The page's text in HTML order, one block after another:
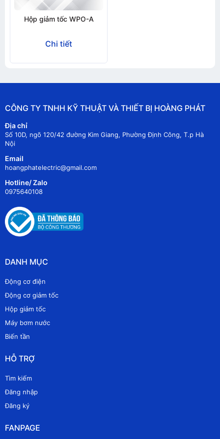
Hộp giảm tốc WPO-A
Chi tiết
CÔNG TY TNHH KỸ THUẬT VÀ THIẾT BỊ HOÀNG PHÁT
Địa chỉ
Số 10D, ngõ 120/42 đường Kim Giang, Phường Định Công, T.p Hà
Nội
Email
hoangphatelectric@gmail.com
Hotline/ Zalo
0975640108
DANH MỤC
Động cơ điện
Động cơ giảm tốc
Hộp giảm tốc
Máy bơm nước
Biến tần
HỖ TRỢ
Tìm kiếm
Đăng nhập
Đăng ký
FANPAGE